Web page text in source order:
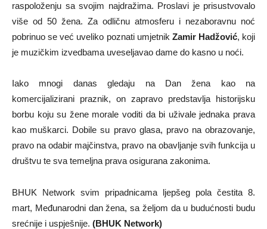
raspoloženju sa svojim najdražima. Proslavi je prisustvovalo
više od 50 žena. Za odličnu atmosferu i nezaboravnu noć
pobrinuo se već uveliko poznati umjetnik Zamir Hadžović, koji
je muzičkim izvedbama uveseljavao dame do kasno u noći.
Iako mnogi danas gledaju na Dan žena kao na
komercijalizirani praznik, on zapravo predstavlja historijsku
borbu koju su žene morale voditi da bi uživale jednaka prava
kao muškarci. Dobile su pravo glasa, pravo na obrazovanje,
pravo na odabir majčinstva, pravo na obavljanje svih funkcija u
društvu te sva temeljna prava osigurana zakonima.
BHUK Network svim pripadnicama ljepšeg pola čestita 8.
mart, Međunarodni dan žena, sa željom da u budućnosti budu
srećnije i uspješnije. (BHUK Network)